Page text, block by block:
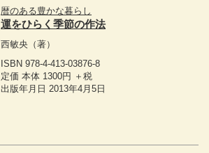
暦のある豊かな暮らし
運をひらく季節の作法
西敏央 （著）
ISBN 978-4-413-03876-8
定価 本体 1300円 ＋税
出版年月日 2013年4月5日